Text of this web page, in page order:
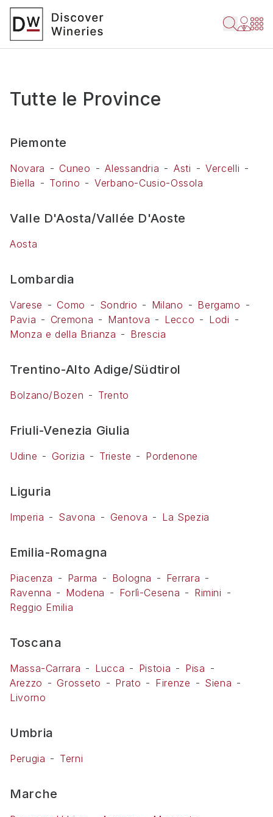
Tutte le Province
Piemonte
Novara Cuneo Alessandria Asti
Vercelli
Biella
Torino Verbano-Cusio-Ossola
Valle D'Aosta/Vallée D'Aoste
Aosta
Lombardia
Varese Como Sondrio Milano
Bergamo
Pavia
Cremona Mantova Lecco
Lodi
Monza e della Brianza
Brescia
Trentino-Alto Adige/Südtirol
Bolzano/Bozen Trento
Friuli-Venezia Giulia
Udine Gorizia Trieste Pordenone
Liguria
Imperia Savona Genova La Spezia
Emilia-Romagna
Piacenza Parma Bologna
Ferrara
Ravenna
Modena Forlì-Cesena
Rimini
Reggio Emilia
Toscana
Massa-Carrara Lucca Pistoia
Pisa
Arezzo
Grosseto Prato Firenze
Siena
Livorno
Umbria
Perugia Terni
Marche